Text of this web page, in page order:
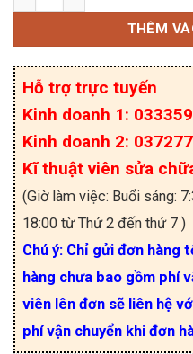
THÊM
Hỗ trợ trực tuyến
Kinh doanh 1:
Kinh doanh 2:
Kĩ thuật viên sửa
(Giờ làm việc: Buổi sáng:
18:00 từ Thứ 2 đến thứ 7 )
Chú ý: Chỉ gửi đơn hàng
hàng chưa bao gồm phí
viên lên đơn sẽ liên hệ
phí vận chuyển khi đơn